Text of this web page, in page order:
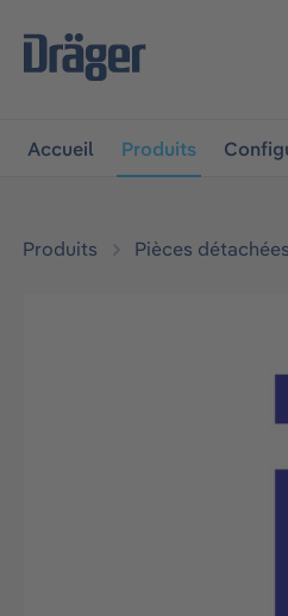
à la navigation principale
Accueil Produits
Produits Pièces